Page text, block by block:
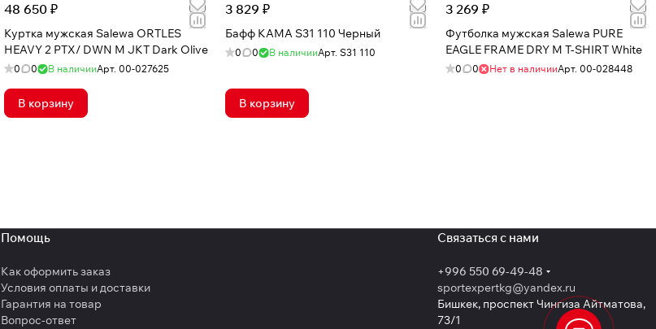
48 650 ₽
Куртка мужская Salewa ORTLES
HEAVY 2 PTX/ DWN M JKT Dark Olive
0 0 В наличииАрт.00-027625
В корзину
3 829 ₽
Бафф КАМА S31 110 Черный
0 0 В наличииАрт. S31 110
В корзину
3 269 ₽
Футболка мужская Salewa PURE
EAGLE FRAME DRY M T-SHIRT White
0 0 Нет в наличииАрт. 00-028448
Помощь
Как оформить заказ
Условия оплаты и доставки
Гарантия на товар
Вопрос-ответ
Связаться с нами
+996 550 69-49-48
sportexpertkg@yandex.ru
Бишкек, проспект Чингиза Айтматова,
73/1